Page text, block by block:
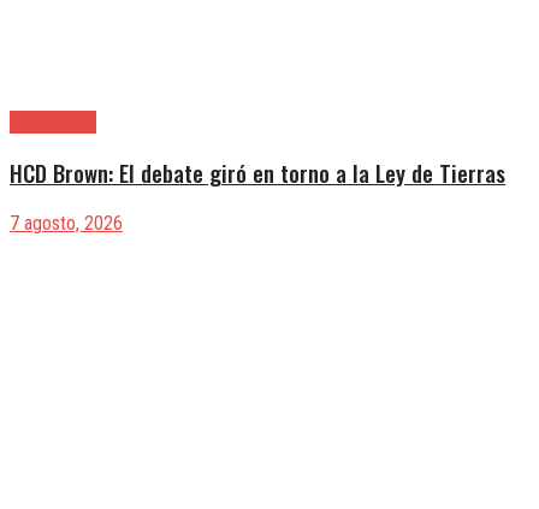
HCD Brown: El debate giró en torno a la Ley de Tierras
7 agosto, 2026